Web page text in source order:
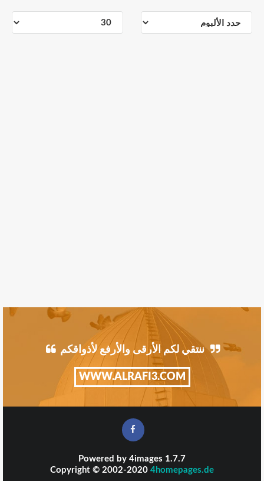
ننتقي لكم الأرقى والأرفع لأذواقكم
WWW.ALRAFI3.COM
Powered by 4images 1.7.7
Copyright © 2002-2020 4homepages.de